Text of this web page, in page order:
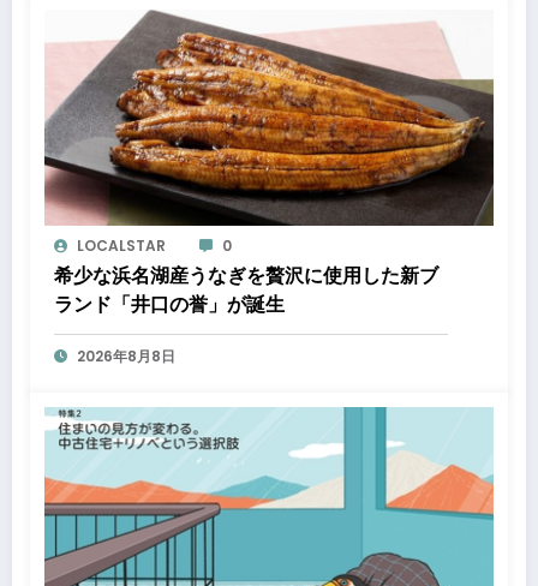
LOCALSTAR 0
希少な浜名湖産うなぎを贅沢に使用した新ブ
ランド「井口の誉」が誕生
2026年8月8日